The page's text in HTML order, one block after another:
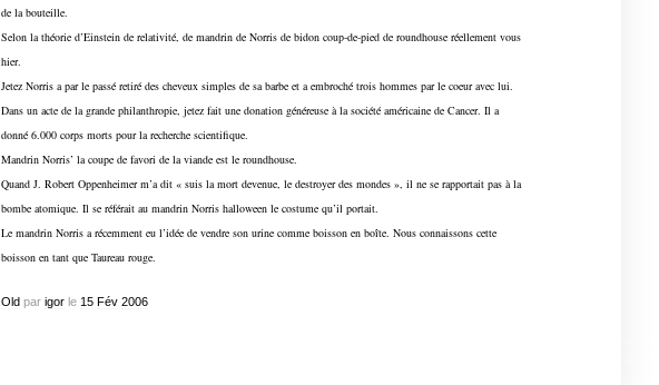
de la bouteille.
Selon la théorie d’Einstein de relativité, de mandrin de Norris de bidon coup-de-pied de roundhouse réellement vous
hier.
Jetez Norris a par le passé retiré des cheveux simples de sa barbe et a embroché trois hommes par le coeur avec lui.
Dans un acte de la grande philanthropie, jetez fait une donation généreuse à la société américaine de Cancer. Il a
donné 6.000 corps morts pour la recherche scientifique.
Mandrin Norris’ la coupe de favori de la viande est le roundhouse.
Quand J. Robert Oppenheimer m’a dit « suis la mort devenue, le destroyer des mondes », il ne se rapportait pas à la
bombe atomique. Il se référait au mandrin Norris halloween le costume qu’il portait.
Le mandrin Norris a récemment eu l’idée de vendre son urine comme boisson en boîte. Nous connaissons cette
boisson en tant que Taureau rouge.
Oldpar igorle 15 Fév 2006